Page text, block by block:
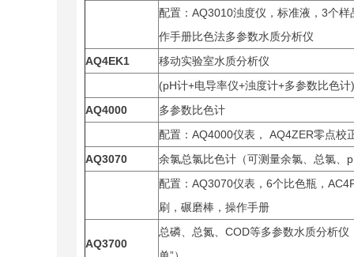
配置：AQ3010浊度仪，标准液，3个
作手册比色法多参数水质分析仪
AQ4EK1
移动实验室水质分析仪
(pH计+电导率仪+浊度计+多参数比色计)
AQ4000
多参数比色计
配置：AQ4000仪表， AQ4ZER零点校
AQ3070
余氯总氯比色计（可测量余氯、总氯、
配置：AQ3070仪表，6个比色瓶，
刷，碾磨棒，操作手册
AQ3700
总磷、总氮、COD等多参数水质分析